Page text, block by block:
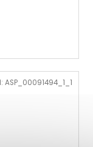
ASP_00091494_1_1